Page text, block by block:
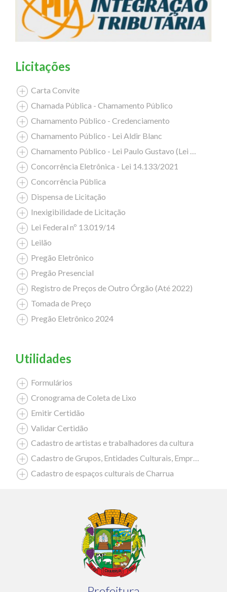
Licitações
Carta Convite
Chamada Pública - Chamamento Público
Chamamento Público - Credenciamento
Chamamento Público - Lei Aldir Blanc
Chamamento Público - Lei Paulo Gustavo (Lei Complementar nº 195/2022)
Concorrência Eletrônica - Lei 14.133/2021
Concorrência Pública
Dispensa de Licitação
Inexigibilidade de Licitação
Lei Federal nº 13.019/14
Leilão
Pregão Eletrônico
Pregão Presencial
Registro de Preços de Outro Órgão (Até 2022)
Tomada de Preço
Pregão Eletrônico 2024
Utilidades
Formulários
Cronograma de Coleta de Lixo
Emitir Certidão
Validar Certidão
Cadastro de artistas e trabalhadores da cultura
Cadastro de Grupos, Entidades Culturais, Empresas Culturais
Cadastro de espaços culturais de Charrua